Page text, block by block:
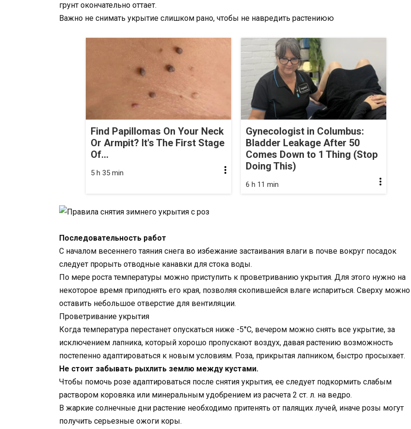
грунт окончательно оттает.
Важно не снимать укрытие слишком рано, чтобы не навредить растениюю
Find Papillomas On Your Neck
Or Armpit? It's The First Stage
Of...
5 h 35 min
Gynecologist in Columbus:
Bladder Leakage After 50
Comes Down to 1 Thing (Stop
Doing This)
6 h 11 min
Последовательность работ
С началом весеннего таяния снега во избежание застаивания влаги в почве вокруг посадок
следует прорыть отводные канавки для стока воды.
По мере роста температуры можно приступить к проветриванию укрытия. Для этого нужно на
некоторое время приподнять его края, позволяя скопившейся влаге испариться. Сверху можно
оставить небольшое отверстие для вентиляции.
Проветривание укрытия
Когда температура перестанет опускаться ниже -5°С, вечером можно снять все укрытие, за
исключением лапника, который хорошо пропускают воздух, давая растению возможность
постепенно адаптироваться к новым условиям. Роза, прикрытая лапником, быстро просыхает.
Не стоит забывать рыхлить землю между кустами.
Чтобы помочь розе адаптироваться после снятия укрытия, ее следует подкормить слабым
раствором коровяка или минеральным удобрением из расчета 2 ст. л. на ведро.
В жаркие солнечные дни растение необходимо притенять от палящих лучей, иначе розы могут
получить серьезные ожоги коры.